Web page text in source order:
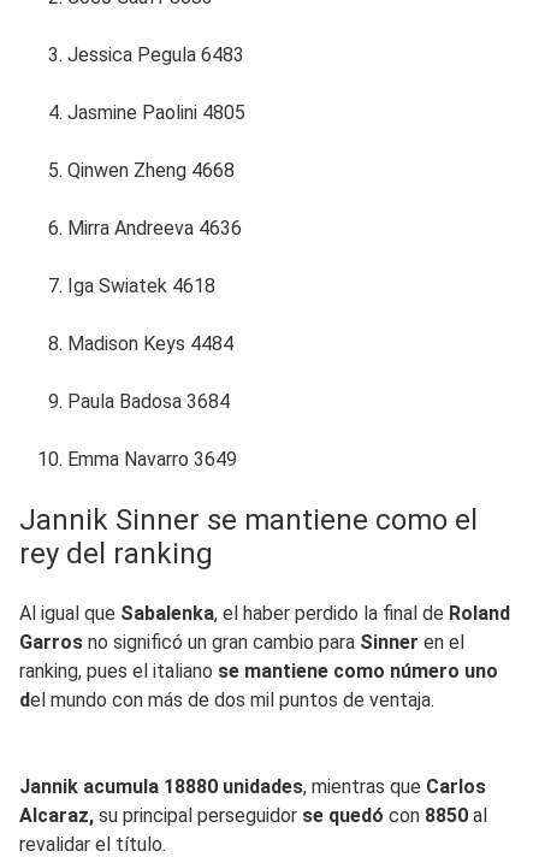
Jessica Pegula 6483
Jasmine Paolini 4805
Qinwen Zheng 4668
Mirra Andreeva 4636
Iga Swiatek 4618
Madison Keys 4484
Paula Badosa 3684
Emma Navarro 3649
Jannik Sinner se mantiene como el
rey del ranking
Al igual que Sabalenka, el haber perdido la final de Roland
Garros no significó un gran cambio para Sinner en el
ranking, pues el italiano se mantiene como número uno
del mundo con más de dos mil puntos de ventaja.
Jannik acumula 18880 unidades, mientras que Carlos
Alcaraz, su principal perseguidor se quedó con 8850 al
revalidar el título.